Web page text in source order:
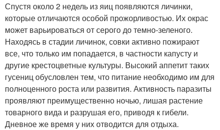
Спустя около 2 недель из яиц появляются личинки,
которые отличаются особой прожорливостью. Их окрас
может варьироваться от серого до темно-зеленого.
Находясь в стадии личинок, совки активно пожирают
все, что только им попадается, в частности капусту и
другие крестоцветные культуры. Высокий аппетит таких
гусениц обусловлен тем, что питание необходимо им для
полноценного роста или развития. Активность паразиты
проявляют преимущественно ночью, лишая растение
товарного вида и разрушая его, приводя к гибели.
Дневное же время у них отводится для отдыха.